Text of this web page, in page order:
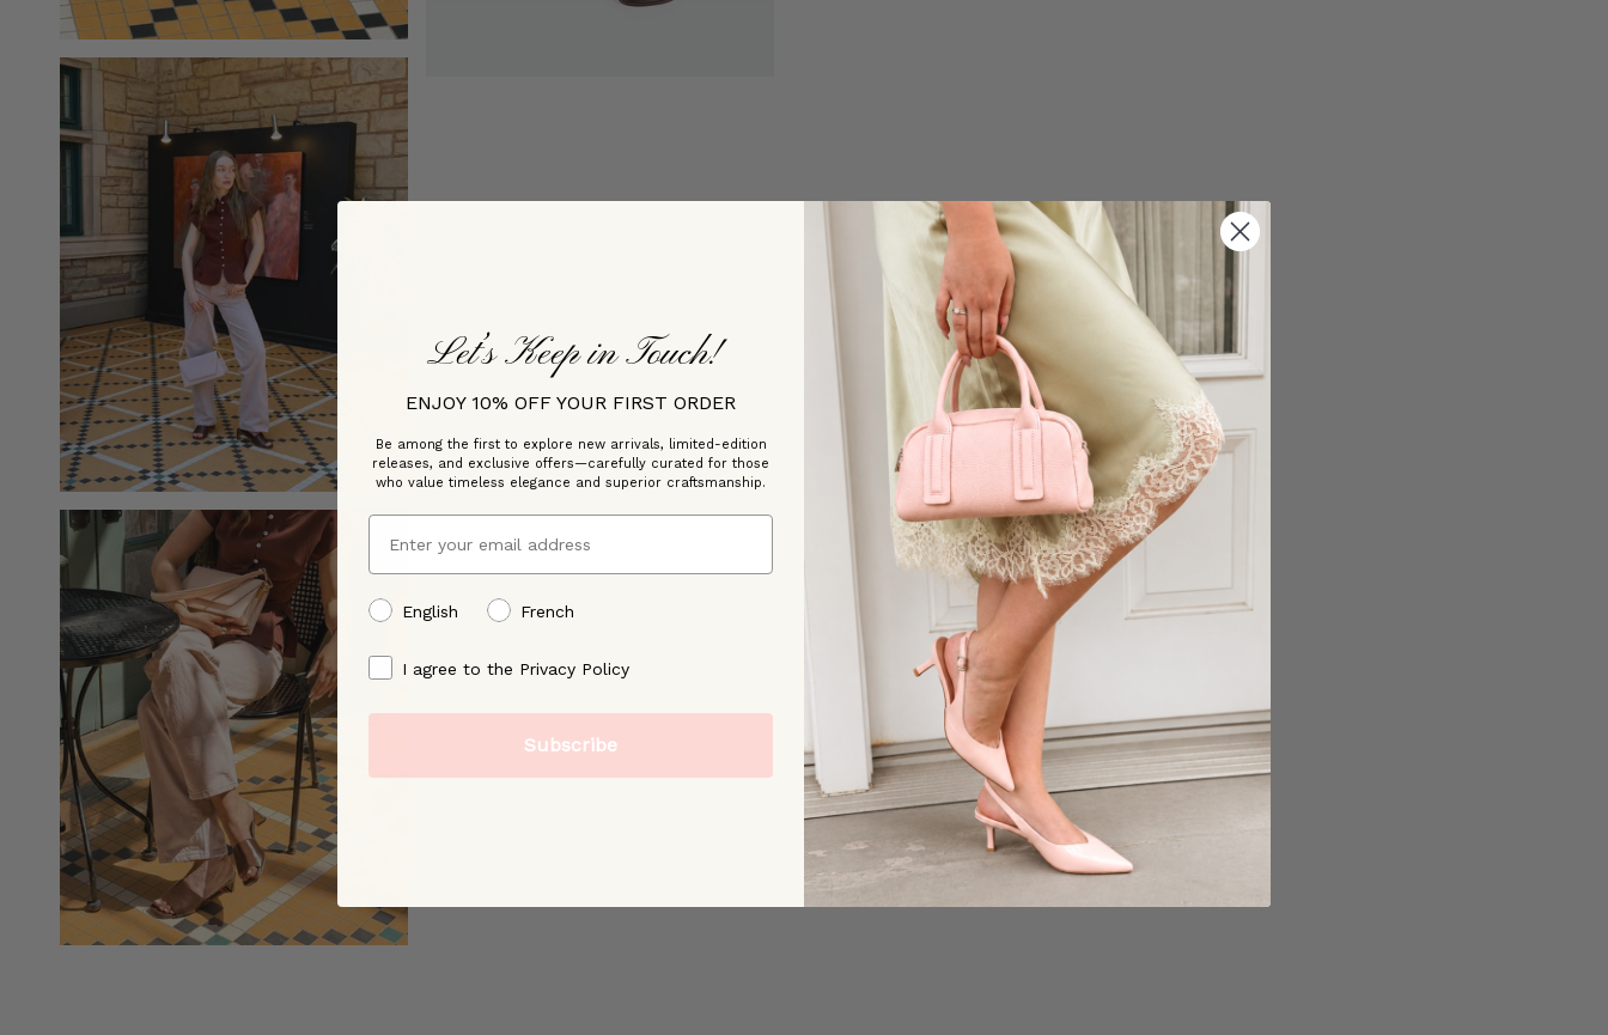
Let’s Keep in Touch!
ENJOY 10% OFF YOUR FIRST ORDER
Be among the first to explore new arrivals, limited-edition
releases, and exclusive offers—carefully curated for those
who value timeless elegance and superior craftsmanship.
Email
preffered language
English French
By signing up, you agree to our [Privacy Policy]
I agree to the Privacy Policy
Subscribe